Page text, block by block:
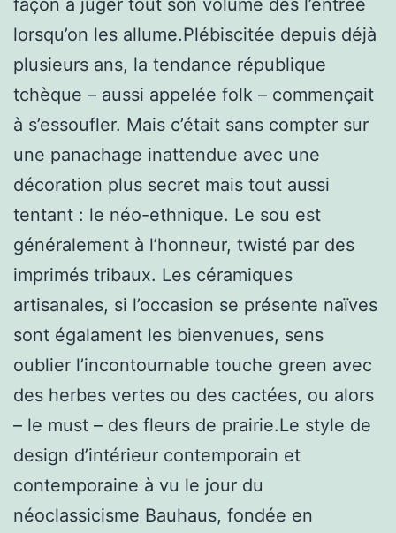
lorsqu’on les allume.Plébiscitée depuis déjà
plusieurs ans, la tendance république
tchèque – aussi appelée folk – commençait
à s’essoufler. Mais c’était sans compter sur
une panachage inattendue avec une
décoration plus secret mais tout aussi
tentant : le néo-ethnique. Le sou est
généralement à l’honneur, twisté par des
imprimés tribaux. Les céramiques
artisanales, si l’occasion se présente naïves
sont égalament les bienvenues, sens
oublier l’incontournable touche green avec
des herbes vertes ou des cactées, ou alors
– le must – des fleurs de prairie.Le style de
design d’intérieur contemporain et
contemporaine à vu le jour du
néoclassicisme Bauhaus, fondée en